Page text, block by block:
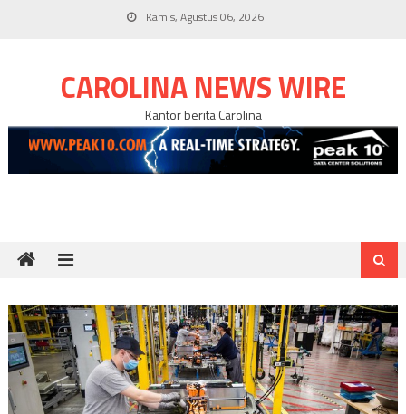
Kamis, Agustus 06, 2026
CAROLINA NEWS WIRE
Kantor berita Carolina